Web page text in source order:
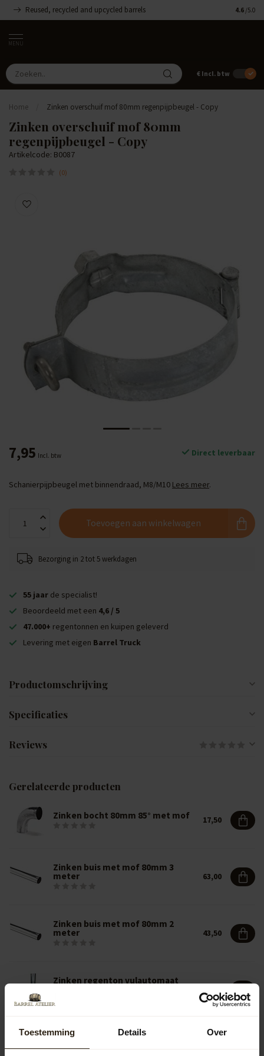
Toestemming Details Over
Reused, recycled and upcycled barrels 4.6 /5.0
MENU
€ Incl. btw
Home Zinken overschuif mof 80mm regenpijpbeugel - Copy
Zinken overschuif mof 80mm
regenpijpbeugel - Copy
Artikelcode: B0087
(0)
7,95 Incl. btw Direct leverbaar
Schanierpijpbeugel met binnendraad, M8/M10 Lees meer.
Toevoegen aan winkelwagen
Bezorging in 2 tot 5 werkdagen
55 jaar de specialist!
Beoordeeld met een 4,6 / 5
47.000+ regentonnen en kuipen geleverd
Levering met eigen Barrel Truck
Productomschrijving
Specificaties
Reviews
Gerelateerde producten
Zinken bocht 80mm 85° met mof 17,50
Zinken buis met mof 80mm 3
meter 63,00
Zinken buis met mof 80mm 2
meter 43,50
Zinken regenton vulautomaat